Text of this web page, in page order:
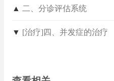
▲ 二、分诊评估系统
▼ [治疗]四、并发症的治疗